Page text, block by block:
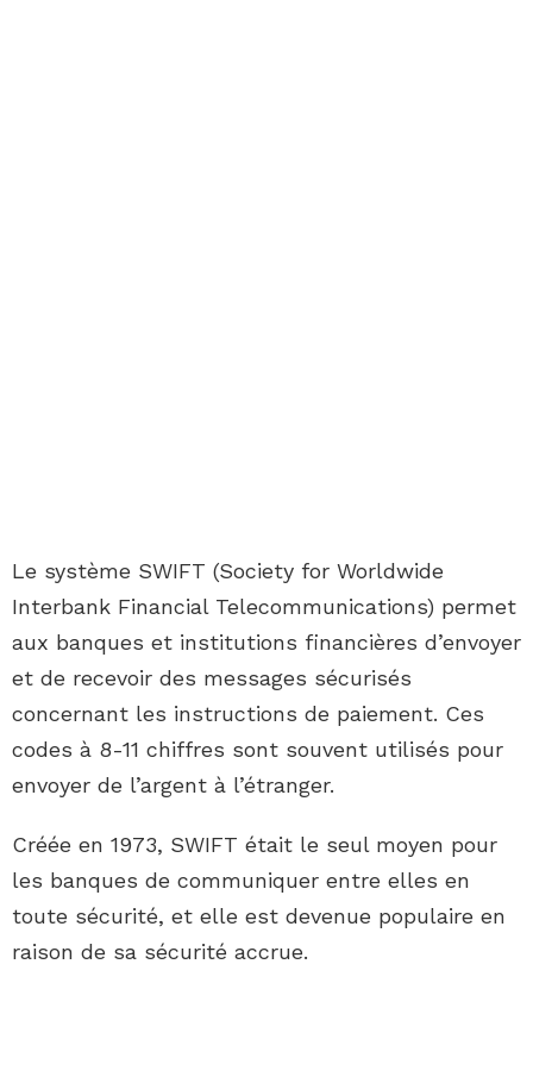
Le système SWIFT (Society for Worldwide
Interbank Financial Telecommunications) permet
aux banques et institutions financières d’envoyer
et de recevoir des messages sécurisés
concernant les instructions de paiement. Ces
codes à 8-11 chiffres sont souvent utilisés pour
envoyer de l’argent à l’étranger.
Créée en 1973, SWIFT était le seul moyen pour
les banques de communiquer entre elles en
toute sécurité, et elle est devenue populaire en
raison de sa sécurité accrue.